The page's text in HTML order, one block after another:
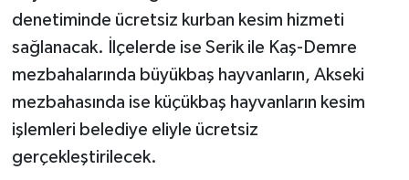
denetiminde ücretsiz kurban kesim hizmeti
sağlanacak. İlçelerde ise Serik ile Kaş-Demre
mezbahalarında büyükbaş hayvanların, Akseki
mezbahasında ise küçükbaş hayvanların kesim
işlemleri belediye eliyle ücretsiz
gerçekleştirilecek.